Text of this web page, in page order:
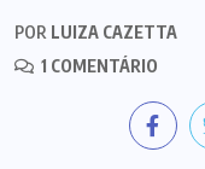
POR LUIZA CAZETTA
1 COMENTÁRIO